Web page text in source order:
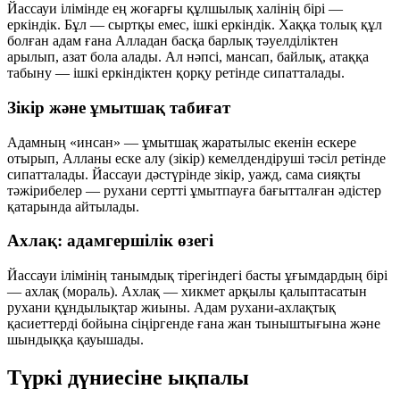
Йассауи ілімінде ең жоғарғы құлшылық халінің бірі —
еркіндік. Бұл — сыртқы емес, ішкі еркіндік. Хаққа толық құл
болған адам ғана Алладан басқа барлық тәуелділіктен
арылып, азат бола алады. Ал нәпсі, мансап, байлық, атаққа
табыну — ішкі еркіндіктен қорқу ретінде сипатталады.
Зікір және ұмытшақ табиғат
Адамның «инсан» — ұмытшақ жаратылыс екенін ескере
отырып, Алланы еске алу (зікір) кемелдендіруші тәсіл ретінде
сипатталады. Йассауи дәстүрінде зікір, уажд, сама сияқты
тәжірибелер — рухани сертті ұмытпауға бағытталған әдістер
қатарында айтылады.
Ахлақ: адамгершілік өзегі
Йассауи ілімінің танымдық тірегіндегі басты ұғымдардың бірі
— ахлақ (мораль). Ахлақ — хикмет арқылы қалыптасатын
рухани құндылықтар жиыны. Адам рухани-ахлақтық
қасиеттерді бойына сіңіргенде ғана жан тыныштығына және
шындыққа қауышады.
Түркі дүниесіне ықпалы